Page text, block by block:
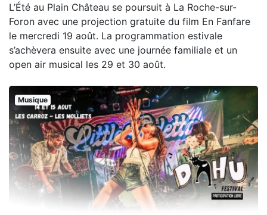
L’Été au Plain Château se poursuit à La Roche-sur-
Foron avec une projection gratuite du film En Fanfare
le mercredi 19 août. La programmation estivale
s’achèvera ensuite avec une journée familiale et un
open air musical les 29 et 30 août.
Musique